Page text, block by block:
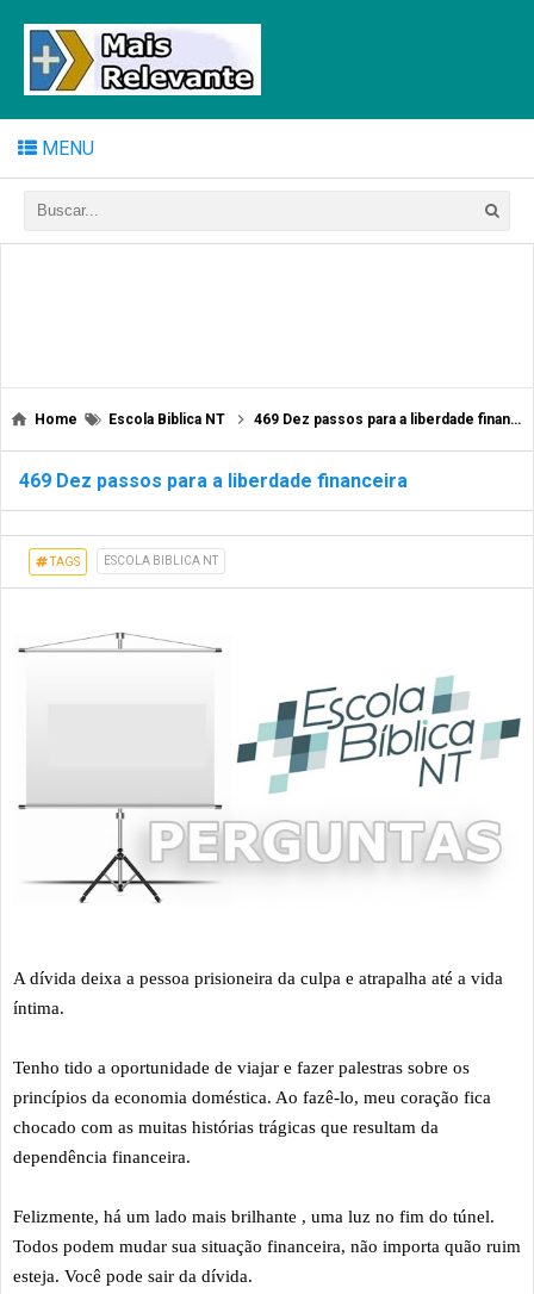
MENU
Home Escola Biblica NT 469 Dez passos para a liberdade financeira
469 Dez passos para a liberdade financeira
TAGS ESCOLA BIBLICA NT
A dívida deixa a pessoa prisioneira da culpa e atrapalha até a vida
íntima.
Tenho tido a oportunidade de viajar e fazer palestras sobre os
princípios da economia doméstica. Ao fazê-lo, meu coração fica
chocado com as muitas histórias trágicas que resultam da
dependência financeira.
Felizmente, há um lado mais brilhante , uma luz no fim do túnel.
Todos podem mudar sua situação financeira, não importa quão ruim
esteja. Você pode sair da dívida.